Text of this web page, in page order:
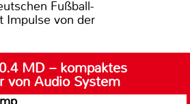
Fußball-
Impulse von der
MD – kompaktes
von Audio System